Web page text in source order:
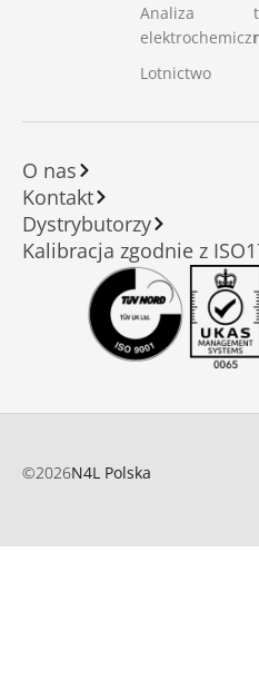
Analiza
Lotnictwo
O nas
Kontakt
Dystrybutorzy
Kalibracja zgodnie z
©2026N4L Polska